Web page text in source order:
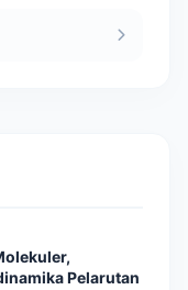
Pelarutan